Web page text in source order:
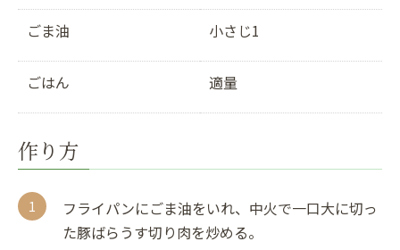
ごま油 小さじ1
ごはん 適量
作り方
フライパンにごま油をいれ、中火で一口大に切っ
た豚ばらうす切り肉を炒める。